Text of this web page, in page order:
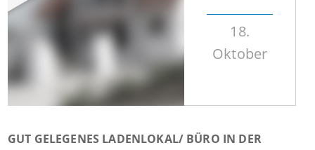
18.
Oktober
GUT GELEGENES LADENLOKAL/ BÜRO IN DER